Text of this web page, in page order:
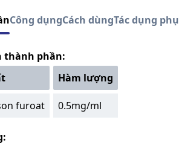
Công dụngCách dùngTác dụng phụ
thành phần:
Hàm lượng
furoat 0.5mg/ml